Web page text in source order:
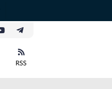
RSS